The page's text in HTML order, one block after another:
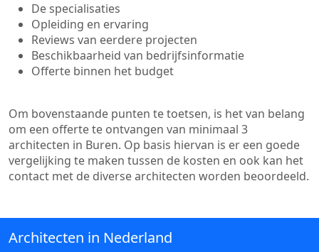
De specialisaties
Opleiding en ervaring
Reviews van eerdere projecten
Beschikbaarheid van bedrijfsinformatie
Offerte binnen het budget
Om bovenstaande punten te toetsen, is het van belang
om een offerte te ontvangen van minimaal 3
architecten in Buren. Op basis hiervan is er een goede
vergelijking te maken tussen de kosten en ook kan het
contact met de diverse architecten worden beoordeeld.
Architecten in Nederland